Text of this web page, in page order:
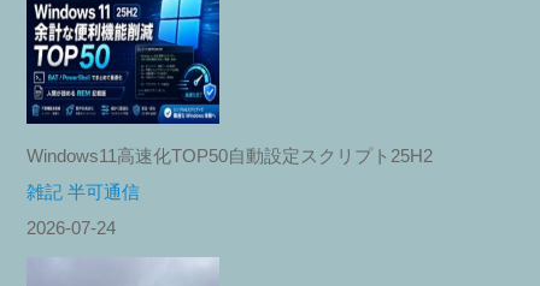
Windows11高速化TOP50自動設定スクリプト25H2
雑記 半可通信
2026-07-24